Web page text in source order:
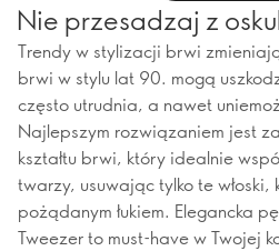
Nie przesadzaj z
Trendy w stylizacji brwi
brwi w stylu lat 90. mogą
często utrudnia, a nawet
Najlepszym rozwiązaniem jest
kształtu brwi, który idealnie
twarzy, usuwając tylko te włoski,
pożądanym łukiem. Elegancka
Tweezer to must-have w Twojej